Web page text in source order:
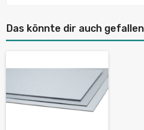
Das könnte dir auch gefallen